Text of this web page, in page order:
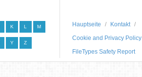
K L M
Y Z
Hauptseite
Kontakt
Cookie and Privacy Policy
FileTypes Safety Report